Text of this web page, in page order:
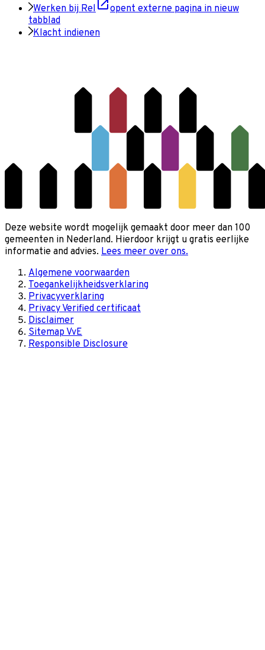
Werken bij Rel
opent externe pagina in nieuw
tabblad
Klacht indienen
Deze website wordt mogelijk gemaakt door meer dan 100
gemeenten in Nederland. Hierdoor krijgt u gratis eerlijke
informatie and advies. Lees meer over ons.
Algemene voorwaarden
Toegankelijkheidsverklaring
Privacyverklaring
Privacy Verified certificaat
Disclaimer
Sitemap VvE
Responsible Disclosure